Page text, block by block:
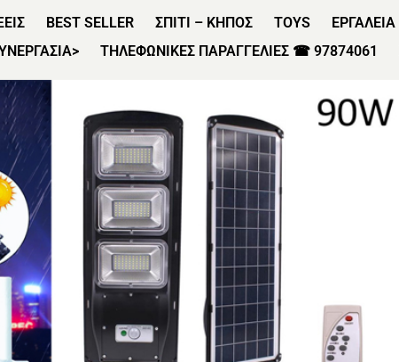
BEST SELLER ΣΠΙΤΙ – ΚΗΠΟΣ TOYS ΕΡΓΑΛΕΙΑ
ΤΗΛΕΦΩΝΙΚΕΣ ΠΑΡΑΓΓΕΛΙΕΣ ☎ 97874061